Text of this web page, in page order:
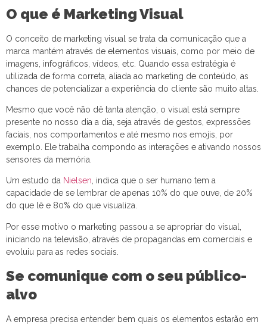
O que é Marketing Visual
O conceito de marketing visual se trata da comunicação que a
marca mantém através de elementos visuais, como por meio de
imagens, infográficos, vídeos, etc. Quando essa estratégia é
utilizada de forma correta, aliada ao marketing de conteúdo, as
chances de potencializar a experiência do cliente são muito altas.
Mesmo que você não dê tanta atenção, o visual está sempre
presente no nosso dia a dia, seja através de gestos, expressões
faciais, nos comportamentos e até mesmo nos emojis, por
exemplo. Ele trabalha compondo as interações e ativando nossos
sensores da memória.
Um estudo da Nielsen, indica que o ser humano tem a
capacidade de se lembrar de apenas 10% do que ouve, de 20%
do que lê e 80% do que visualiza.
Por esse motivo o marketing passou a se apropriar do visual,
iniciando na televisão, através de propagandas em comerciais e
evoluiu para as redes sociais.
Se comunique com o seu público-
alvo
A empresa precisa entender bem quais os elementos estarão em